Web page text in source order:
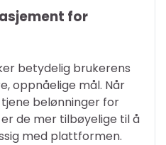
for
betydelig brukerens
oppnåelige mål. Når
belønninger for
de mer tilbøyelige til å
med plattformen.